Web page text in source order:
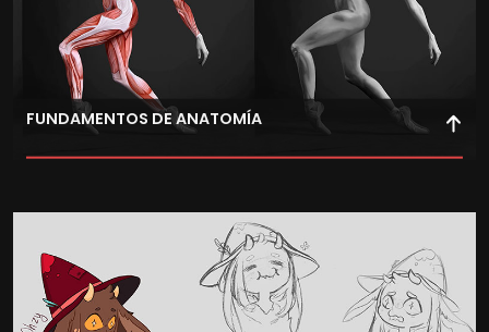
FUNDAMENTOS DE ANATOMÍA
crear personajes con estructuras realistas de bípedos y